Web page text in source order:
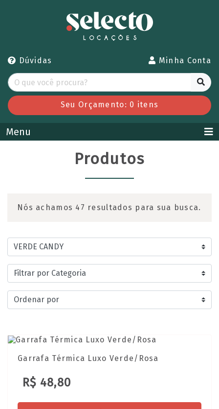
Dúvidas Minha Conta
Seu Orçamento: 0 itens
Menu
Produtos
Nós achamos 47 resultados para sua busca.
Garrafa Térmica Luxo Verde/Rosa
R$ 48,80